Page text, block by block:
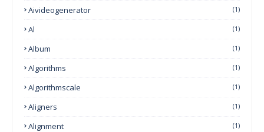
Aivideogenerator (1)
Al (1)
Album (1)
Algorithms (1)
Algorithmscale (1)
Aligners (1)
Alignment (1)